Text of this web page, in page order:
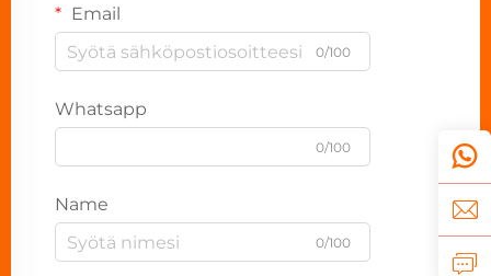
Email
0/100
Whatsapp
0/100
Name
0/100